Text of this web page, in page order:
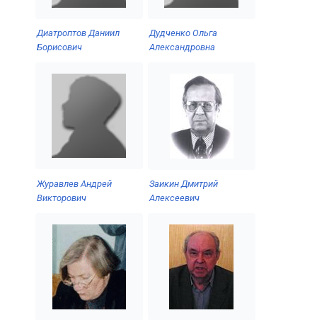
Диатроптов Даниил
Борисович
Дудченко Ольга
Александровна
Журавлев Андрей
Викторович
Заикин Дмитрий
Алексеевич